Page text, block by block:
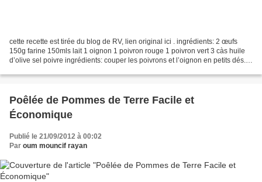
cette recette est tirée du blog de RV, lien original ici . ingrédients: 2 œufs
150g farine 150mls lait 1 oignon 1 poivron rouge 1 poivron vert 3 càs huile
d’olive sel poivre ingrédients: couper les poivrons et l’oignon en petits dés.
Poêlée de Pommes de Terre Facile et
Économique
Publié le 21/09/2012 à 00:02
Par oum mouncif rayan